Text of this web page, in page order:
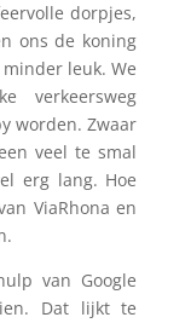
dorpjes,
ons de koning
leuk. We
verkeersweg
worden. Zwaar
veel te smal
erg lang. Hoe
ViaRhona en
van Google
Dat lijkt te